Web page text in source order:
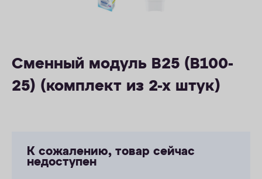
Сменный модуль В25 (В100-
25) (комплект из 2-х штук)
К сожалению, товар сейчас
недоступен